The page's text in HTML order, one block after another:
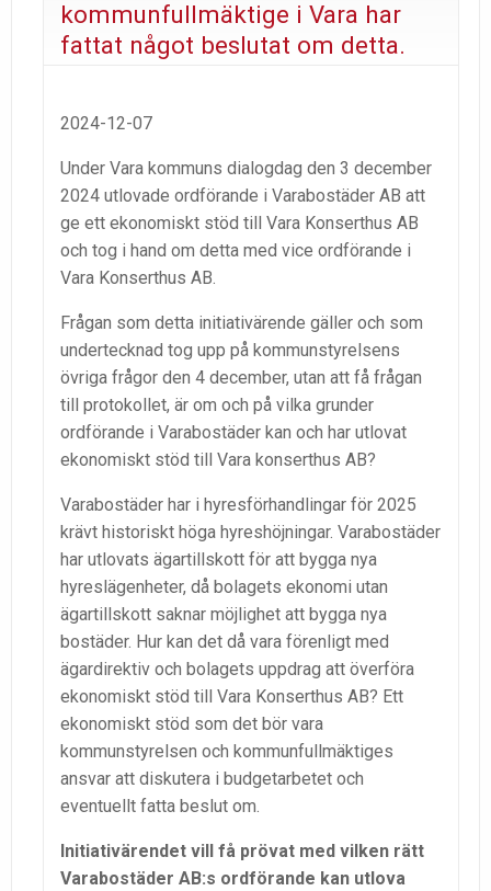
kommunfullmäktige i Vara har
fattat något beslutat om detta.
2024-12-07
Under Vara kommuns dialogdag den 3 december
2024 utlovade ordförande i Varabostäder AB att
ge ett ekonomiskt stöd till Vara Konserthus AB
och tog i hand om detta med vice ordförande i
Vara Konserthus AB.
Frågan som detta initiativärende gäller och som
undertecknad tog upp på kommunstyrelsens
övriga frågor den 4 december, utan att få frågan
till protokollet, är om och på vilka grunder
ordförande i Varabostäder kan och har utlovat
ekonomiskt stöd till Vara konserthus AB?
Varabostäder har i hyresförhandlingar för 2025
krävt historiskt höga hyreshöjningar. Varabostäder
har utlovats ägartillskott för att bygga nya
hyreslägenheter, då bolagets ekonomi utan
ägartillskott saknar möjlighet att bygga nya
bostäder. Hur kan det då vara förenligt med
ägardirektiv och bolagets uppdrag att överföra
ekonomiskt stöd till Vara Konserthus AB? Ett
ekonomiskt stöd som det bör vara
kommunstyrelsen och kommunfullmäktiges
ansvar att diskutera i budgetarbetet och
eventuellt fatta beslut om.
Initiativärendet vill få prövat med vilken rätt
Varabostäder AB:s ordförande kan utlova